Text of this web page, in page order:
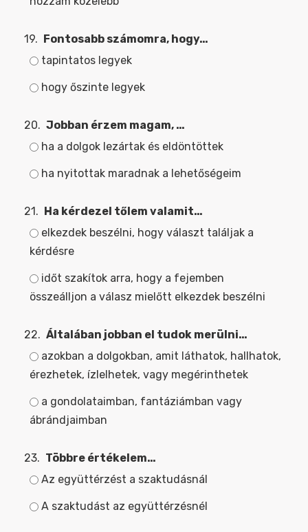
19.
Fontosabb számomra, hogy…
tapintatos legyek
hogy őszinte legyek
20. Jobban érzem magam, …
ha a dolgok lezártak és eldöntöttek
ha nyitottak maradnak a lehetőségeim
21.
Ha kérdezel tőlem valamit…
elkezdek beszélni, hogy választ találjak a
kérdésre
időt szakítok arra, hogy a fejemben
összeálljon a válasz mielőtt elkezdek beszélni
22. Általában jobban el tudok merülni…
azokban a dolgokban, amit láthatok, hallhatok,
érezhetek, ízlelhetek, vagy megérinthetek
a gondolataimban, fantáziámban vagy
ábrándjaimban
23. Többre értékelem…
Az együttérzést a szaktudásnál
A szaktudást az együttérzésnél